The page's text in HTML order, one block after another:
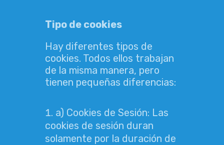
Tipo de cookies
Hay diferentes tipos de
cookies. Todos ellos trabajan
de la misma manera, pero
tienen pequeñas diferencias:
a) Cookies de Sesión: Las
cookies de sesión duran
solamente por la duración de